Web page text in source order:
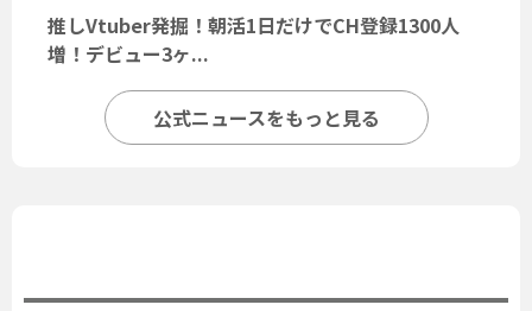
推しVtuber発掘！朝活1日だけでCH登録1300人
増！デビュー3ヶ...
公式ニュースをもっと見る